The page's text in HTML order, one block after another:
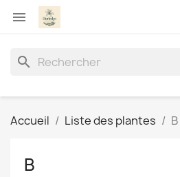

search
Accueil Liste des plantes B
B